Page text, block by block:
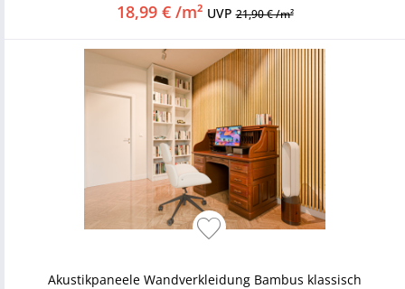
18,99 € /m² UVP21,90 € /m²
Akustikpaneele Wandverkleidung Bambus klassisch